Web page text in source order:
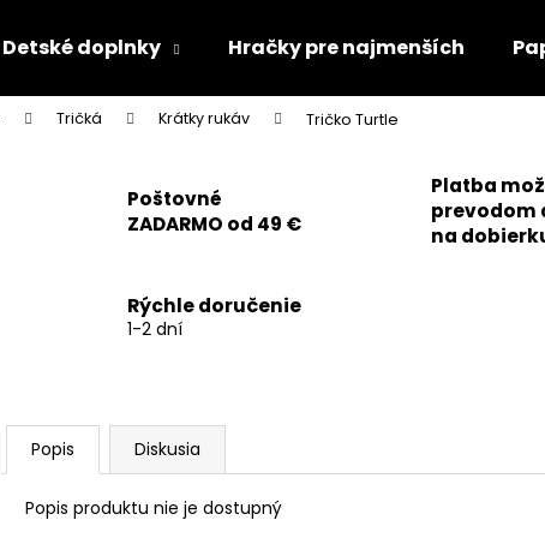
Detské doplnky Hračky pre najmenších
Tričká Krátky rukáv Tričko Turtle
Poštovné
ZADARMO od 49 €
Platba
prevodom
na
Rýchle doručenie
1-2 dní
Popis Diskusia
Popis produktu nie je dostupný
Čo potrebujete nájsť?
Odporúčame